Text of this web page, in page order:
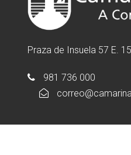
Praza de Insuela 57 E.
981 736 000